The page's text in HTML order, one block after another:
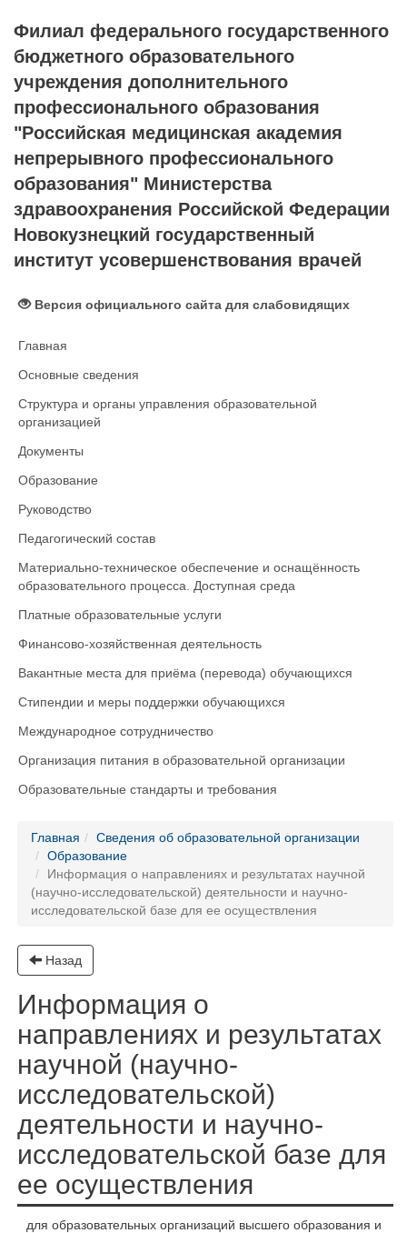
Филиал федерального государственного
бюджетного образовательного
учреждения дополнительного
профессионального образования
"Российская медицинская академия
непрерывного профессионального
образования" Министерства
здравоохранения Российской Федерации
Новокузнецкий государственный
институт усовершенствования врачей
Версия официального сайта для слабовидящих
Главная
Основные сведения
Структура и органы управления образовательной
организацией
Документы
Образование
Руководство
Педагогический состав
Материально-техническое обеспечение и оснащённость
образовательного процесса. Доступная среда
Платные образовательные услуги
Финансово-хозяйственная деятельность
Вакантные места для приёма (перевода) обучающихся
Стипендии и меры поддержки обучающихся
Международное сотрудничество
Организация питания в образовательной организации
Образовательные стандарты и требования
Главная
Сведения об образовательной организации
Образование
Информация о направлениях и результатах научной
(научно-исследовательской) деятельности и научно-
исследовательской базе для ее осуществления
Назад
Информация о
направлениях и результатах
научной (научно-
исследовательской)
деятельности и научно-
исследовательской базе для
ее осуществления
для образовательных организаций высшего образования и